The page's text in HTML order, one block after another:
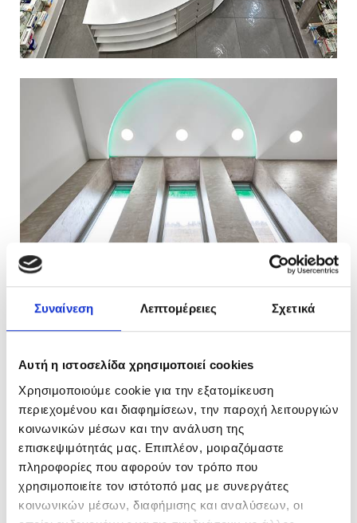
Συναίνεση Λεπτομέρειες Σχετικά
Αυτή η ιστοσελίδα χρησιμοποιεί cookies
Χρησιμοποιούμε cookie για την εξατομίκευση
περιεχομένου και διαφημίσεων, την παροχή λειτουργιών
κοινωνικών μέσων και την ανάλυση της
επισκεψιμότητάς μας. Επιπλέον, μοιραζόμαστε
πληροφορίες που αφορούν τον τρόπο που
χρησιμοποιείτε τον ιστότοπό μας με συνεργάτες
κοινωνικών μέσων, διαφήμισης και αναλύσεων, οι